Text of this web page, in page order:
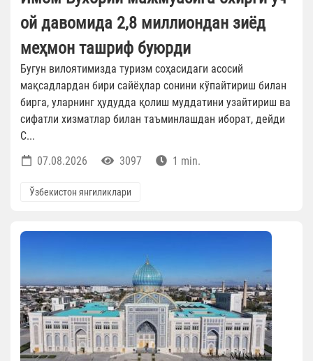
ой давомида 2,8 миллиондан зиёд
меҳмон ташриф буюрди
Бугун вилоятимизда туризм соҳасидаги асосий
мақсадлардан бири сайёҳлар сонини кўпайтириш билан
бирга, уларнинг ҳудудда қолиш муддатини узайтириш ва
сифатли хизматлар билан таъминлашдан иборат, дейди
С...
07.08.2026
3097 1 min.
Ўзбекистон янгиликлари